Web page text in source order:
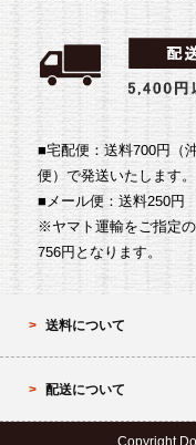
■宅配便：送料700円（
便）で発送いたします。
■メール便：送料250円
※ヤマト運輸をご指定
756円となります。
送料について
配送について
Copyright